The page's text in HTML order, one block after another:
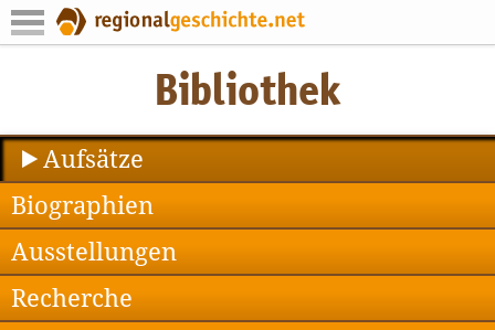
Aufsätze
Biographien
Ausstellungen
Recherche